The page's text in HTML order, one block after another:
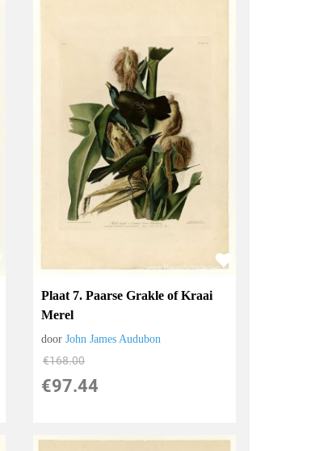
Plaat 7. Paarse Grakle of Kraai
Merel
doorJohn James Audubon
€168.00
€97.44